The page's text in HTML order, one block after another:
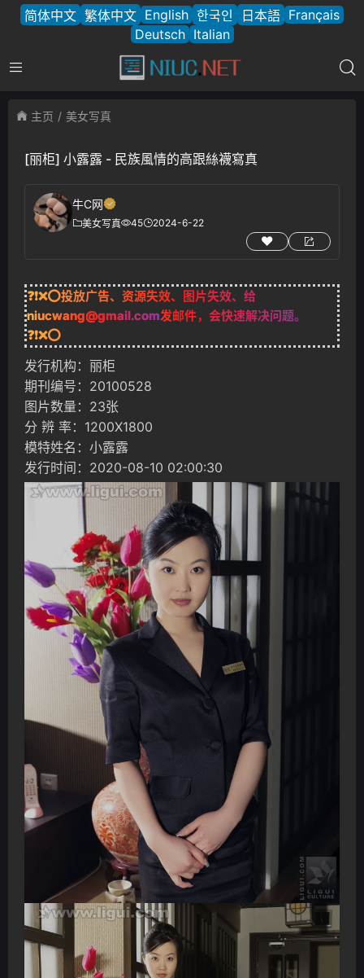
简体中文 繁体中文 English 한국인 日本語 Français
Deutsch Italian
主页 美女写真
[丽柜] 小露露 - 民族風情的高跟絲襪寫真
牛C网
美女写真 45 2024-6-22
❓❗❌⭕投放广告、资源失效、图片失效、给
niucwang@gmail.com发邮件，会快速解决问题。
❓❗❌⭕
发行机构：丽柜
期刊编号：20100528
图片数量：23张
分 辨 率：1200X1800
模特姓名：小露露
发行时间：2020-08-10 02:00:30